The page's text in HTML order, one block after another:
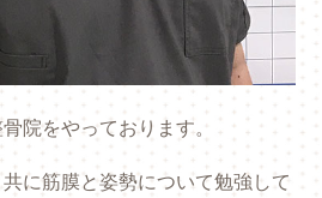
院をやっております。
に筋膜と姿勢について勉強して